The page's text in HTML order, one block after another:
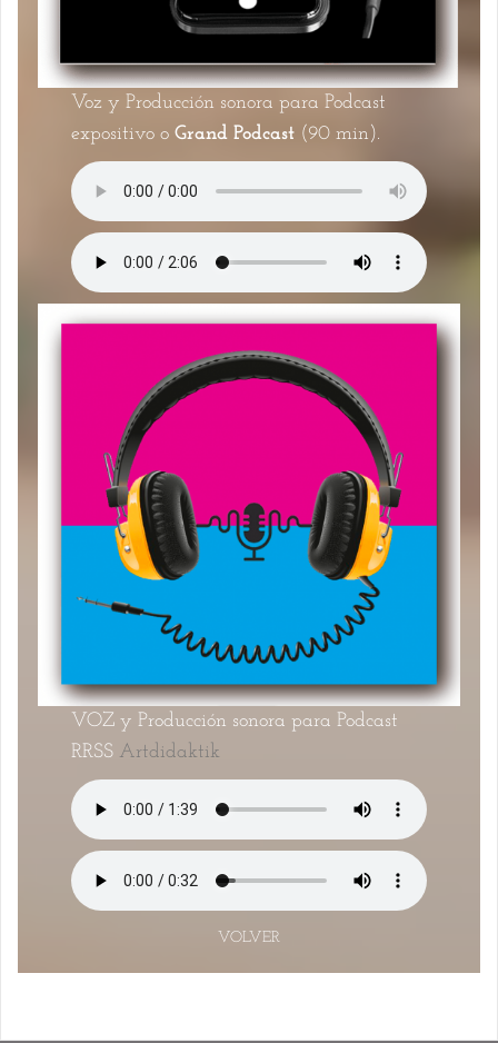
Voz y Producción sonora para Podcast
expositivo oGrand Podcast (90 min).
VOZ y Producción sonora para Podcast
RRSS Artdidaktik
VOLVER